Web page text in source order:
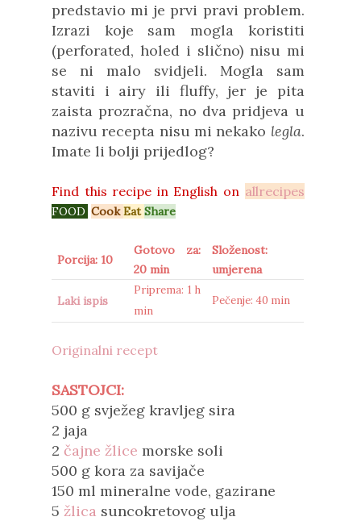
predstavio mi je prvi pravi problem.
Izrazi koje sam mogla koristiti
(perforated, holed i slično) nisu mi
se ni malo svidjeli. Mogla sam
staviti i airy ili fluffy, jer je pita
zaista prozračna, no dva pridjeva u
nazivu recepta nisu mi nekako legla.
Imate li bolji prijedlog?
Find this recipe in English on allrecipes
FOOD Cook Eat Share
Porcija: 10
Gotovo za:
20 min
Složenost:
umjerena
Laki ispis
Priprema: 1 h
min
Pečenje: 40 min
Originalni recept
SASTOJCI:
500 g svježeg kravljeg sira
2 jaja
2 čajne žlice morske soli
500 g kora za savijače
150 ml mineralne vode, gazirane
5 žlica suncokretovog ulja